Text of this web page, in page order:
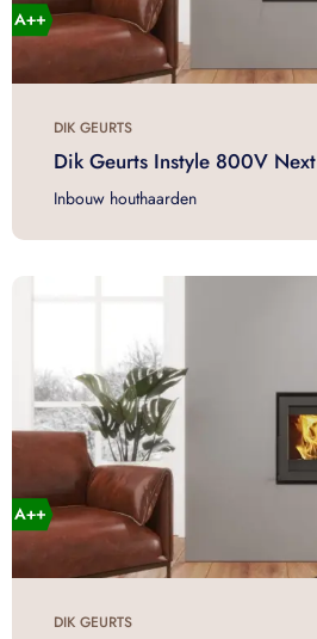
DIK GEURTS
Dik Geurts Instyle 800V Next
Inbouw houthaarden
DIK GEURTS